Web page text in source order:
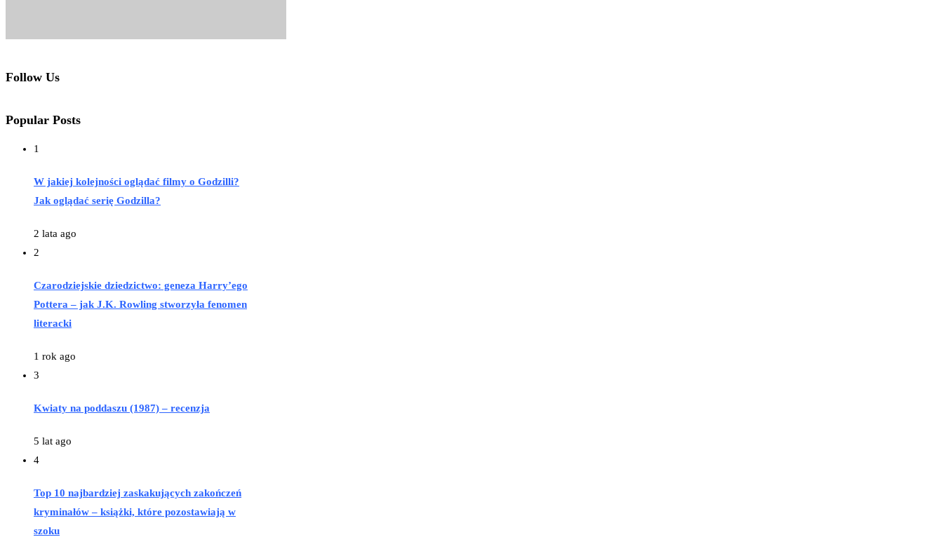
Follow Us
Popular Posts
1
W jakiej kolejności oglądać filmy o Godzilli?
Jak oglądać serię Godzilla?
2 lata ago
2
Czarodziejskie dziedzictwo: geneza Harry’ego
Pottera – jak J.K. Rowling stworzyła fenomen
literacki
1 rok ago
3
Kwiaty na poddaszu (1987) – recenzja
5 lat ago
4
Top 10 najbardziej zaskakujących zakończeń
kryminałów – książki, które pozostawiają w
szoku